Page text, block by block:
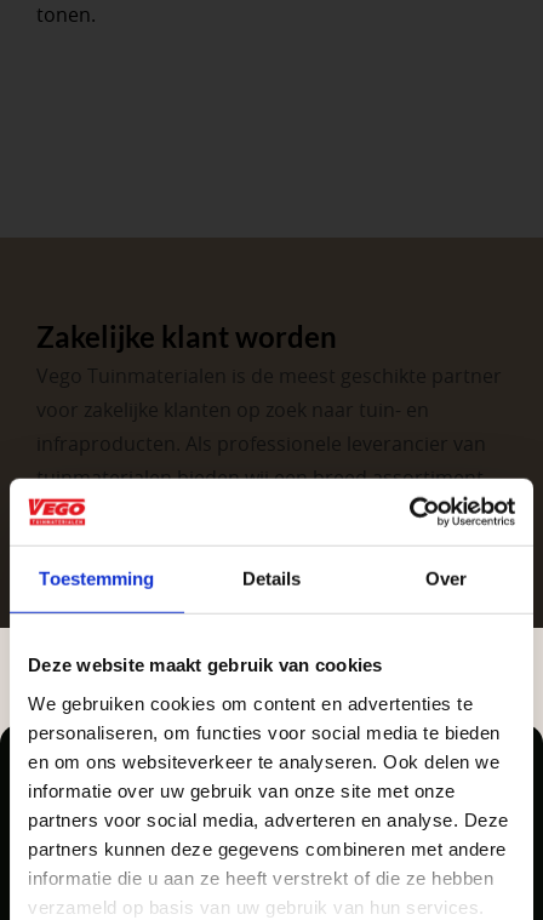
Toestemming Details Over
Deze website maakt gebruik van cookies
We gebruiken cookies om content en advertenties te
personaliseren, om functies voor social media te bieden
en om ons websiteverkeer te analyseren. Ook delen we
informatie over uw gebruik van onze site met onze
partners voor social media, adverteren en analyse. Deze
partners kunnen deze gegevens combineren met andere
informatie die u aan ze heeft verstrekt of die ze hebben
verzameld op basis van uw gebruik van hun services.
tonen.
Zakelijke klant worden
Vego Tuinmaterialen is de meest geschikte partner
voor zakelijke klanten op zoek naar tuin- en
infraproducten. Als professionele leverancier van
tuinmaterialen bieden wij een breed assortiment
aan producten van topkwaliteit. Lees meer over de
zakelijke mogelijkheden.
Vrijblijvend advies?
Geen probleem, wij hebben alles voor uw
Aangepaste openingstijden tijdens de
vakantieperiode
Waardenburg en Vego Dordrecht hanteren tijdens
de vakantieperiode aangepaste openingstijden op
zaterdag. Bekijk de vestigingspagina voor de
Pellegrom Sierbestrating heet voortaan Vego
Tuinmaterialen.